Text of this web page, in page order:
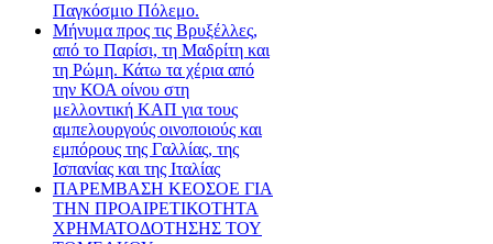
Παγκόσμιο Πόλεμο.
Μήνυμα προς τις Βρυξέλλες,
από το Παρίσι, τη Μαδρίτη και
τη Ρώμη. Κάτω τα χέρια από
την ΚΟΑ οίνου στη
μελλοντική ΚΑΠ για τους
αμπελουργούς οινοποιούς και
εμπόρους της Γαλλίας, της
Ισπανίας και της Ιταλίας
ΠΑΡΕΜΒΑΣΗ ΚΕΟΣΟΕ ΓΙΑ
ΤΗΝ ΠΡΟΑΙΡΕΤΙΚΟΤΗΤΑ
ΧΡΗΜΑΤΟΔΟΤΗΣΗΣ ΤΟΥ